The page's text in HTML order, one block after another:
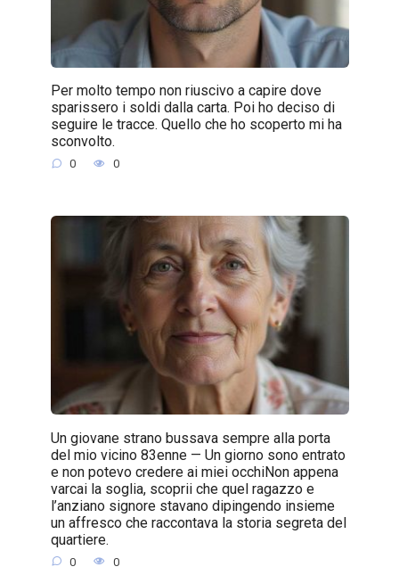
Per molto tempo non riuscivo a capire dove
sparissero i soldi dalla carta. Poi ho deciso di
seguire le tracce. Quello che ho scoperto mi ha
sconvolto.
0 0
Un giovane strano bussava sempre alla porta
del mio vicino 83enne — Un giorno sono entrato
e non potevo credere ai miei occhiNon appena
varcai la soglia, scoprii che quel ragazzo e
l’anziano signore stavano dipingendo insieme
un affresco che raccontava la storia segreta del
quartiere.
0 0